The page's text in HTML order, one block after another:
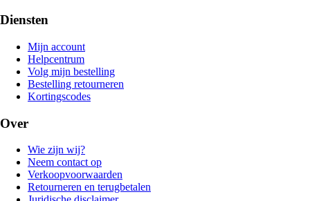
Diensten
Mijn account
Helpcentrum
Volg mijn bestelling
Bestelling retourneren
Kortingscodes
Over
Wie zijn wij?
Neem contact op
Verkoopvoorwaarden
Retourneren en terugbetalen